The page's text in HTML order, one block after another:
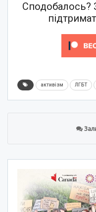
Сподобалось?
активізм ЛГБТ